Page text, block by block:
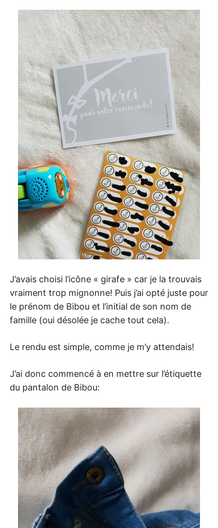
J’avais choisi l’icône « girafe » car je la trouvais
vraiment trop mignonne! Puis j’ai opté juste pour
le prénom de Bibou et l’initial de son nom de
famille (oui désolée je cache tout cela).
Le rendu est simple, comme je m’y attendais!
J’ai donc commencé à en mettre sur l’étiquette
du pantalon de Bibou: